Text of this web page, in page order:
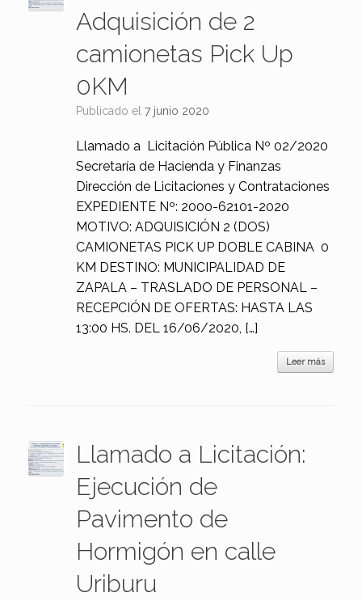
Adquisición de 2
camionetas Pick Up
0KM
Publicado el 7 junio 2020
Llamado a Licitación Pública Nº 02/2020
Secretaría de Hacienda y Finanzas
Dirección de Licitaciones y Contrataciones
EXPEDIENTE Nº: 2000-62101-2020
MOTIVO: ADQUISICIÓN 2 (DOS)
CAMIONETAS PICK UP DOBLE CABINA 0
KM DESTINO: MUNICIPALIDAD DE
ZAPALA – TRASLADO DE PERSONAL –
RECEPCIÓN DE OFERTAS: HASTA LAS
13:00 HS. DEL 16/06/2020, […]
Leer más
Llamado a Licitación:
Ejecución de
Pavimento de
Hormigón en calle
Uriburu